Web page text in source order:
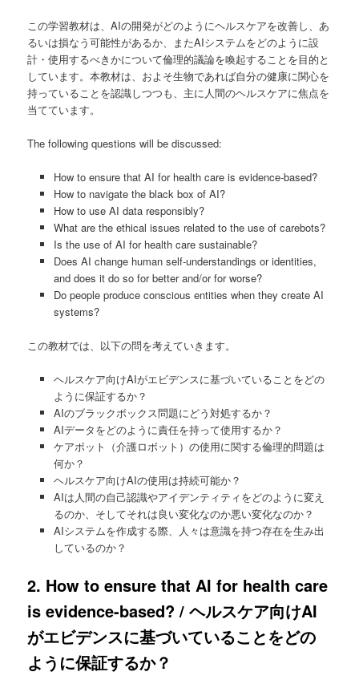
この学習教材は、AIの開発がどのようにヘルスケアを改善し、あ
るいは損なう可能性があるか、またAIシステムをどのように設
計・使用するべきかについて倫理的議論を喚起することを目的と
しています。本教材は、およそ生物であれば自分の健康に関心を
持っていることを認識しつつも、主に人間のヘルスケアに焦点を
当てています。
The following questions will be discussed:
How to ensure that AI for health care is evidence-based?
How to navigate the black box of AI?
How to use AI data responsibly?
What are the ethical issues related to the use of carebots?
Is the use of AI for health care sustainable?
Does AI change human self-understandings or identities,
and does it do so for better and/or for worse?
Do people produce conscious entities when they create AI
systems?
この教材では、以下の問を考えていきます。
ヘルスケア向けAIがエビデンスに基づいていることをどの
ように保証するか？
AIのブラックボックス問題にどう対処するか？
AIデータをどのように責任を持って使用するか？
ケアボット（介護ロボット）の使用に関する倫理的問題は
何か？
ヘルスケア向けAIの使用は持続可能か？
AIは人間の自己認識やアイデンティティをどのように変え
るのか、そしてそれは良い変化なのか悪い変化なのか？
AIシステムを作成する際、人々は意識を持つ存在を生み出
しているのか？
2. How to ensure that AI for health care
is evidence-based? / ヘルスケア向けAI
がエビデンスに基づいていることをどの
ように保証するか？